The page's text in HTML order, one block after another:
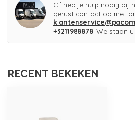
Of heb je hulp nodig bij
gerust contact op met
+3211988878. We staan
RECENT BEKEKEN